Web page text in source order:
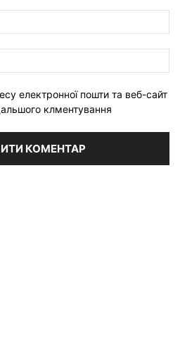
електронної пошти та веб-сайт
клментування